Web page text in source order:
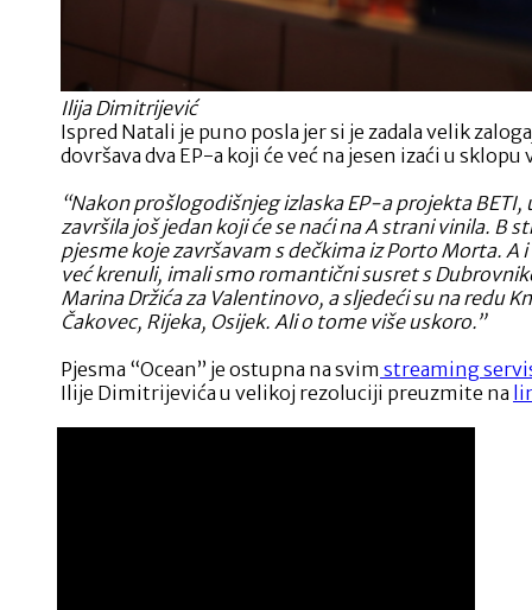
Ilija Dimitrijević
Ispred Natali je puno posla jer si je zadala velik
dovršava dva EP-a koji će već na jesen izaći u sklopu
“Nakon prošlogodišnjeg izlaska EP-a projekta BETI,
završila još jedan koji će se naći na A strani vinila. B
pjesme koje završavam s dečkima iz Porto Morta. A
već krenuli, imali smo romantični susret s
Marina Držića za Valentinovo, a sljedeći su na redu
Čakovec, Rijeka, Osijek. Ali o tome više uskoro.”
Pjesma “Ocean” je ostupna na svim streaming
Ilije Dimitrijevića u velikoj rezoluciji preuzmite na